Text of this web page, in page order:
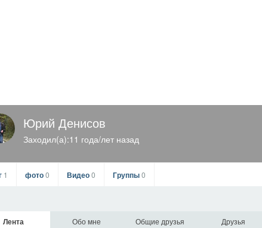
Юрий Денисов
Заходил(а):11 года/лет назад
1 фото0 Видео0 Группы0
Лента Обо мне Общие друзья Друзья